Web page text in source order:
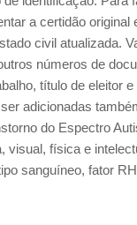
a certidão original
civil atualizada.
números de
título de eleitor
adicionadas
do Espectro
visual, física e
sanguíneo, fator